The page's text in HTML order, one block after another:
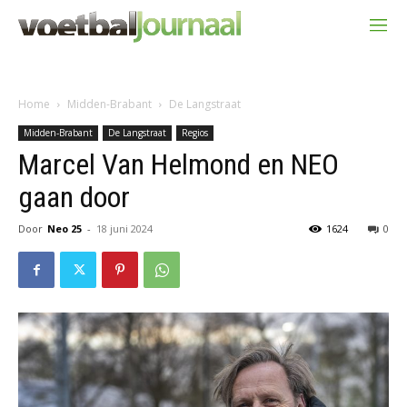
Home Midden-Brabant De Langstraat
Midden-Brabant De Langstraat Regios
Marcel Van Helmond en NEO
gaan door
Door Neo 25 - 18 juni 2024 0
1624